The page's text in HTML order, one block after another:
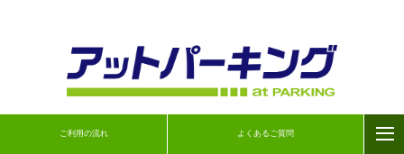
ご利用の流れ よくあるご質問